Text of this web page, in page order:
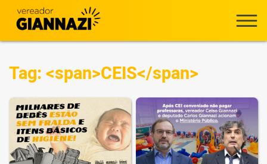
Tag: <span>CEIS</span>